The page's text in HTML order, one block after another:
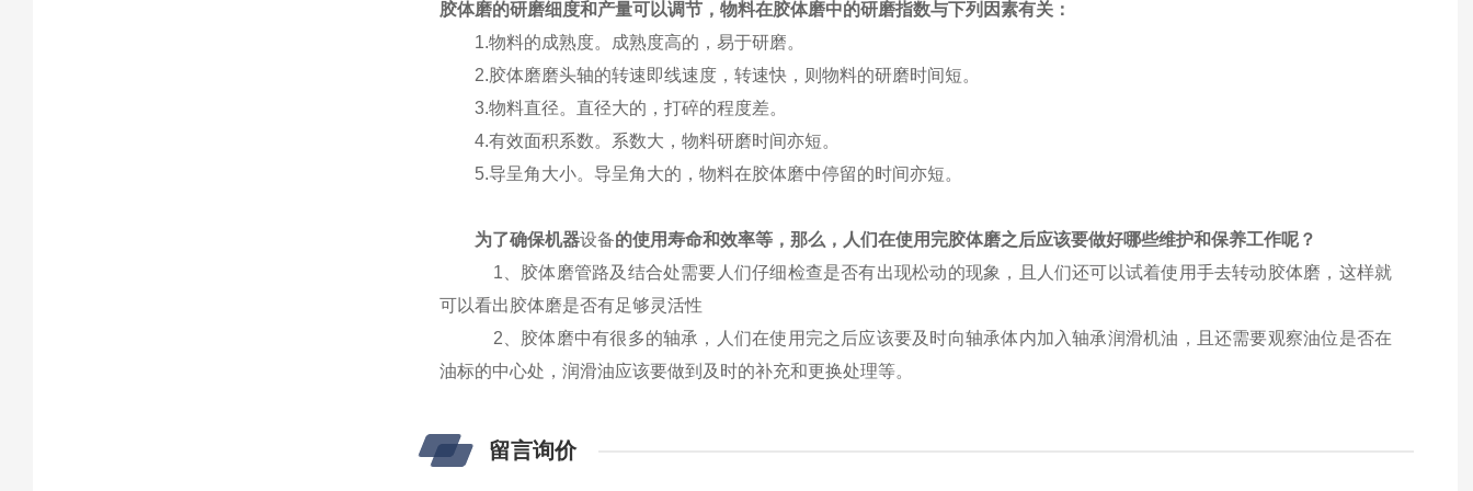
胶体磨的研磨细度和产量可以调节，物料在胶体磨中的研磨指数与下列因素有关：
1.物料的成熟度。成熟度高的，易于研磨。
2.胶体磨磨头轴的转速即线速度，转速快，则物料的研磨时间短。
3.物料直径。直径大的，打碎的程度差。
4.有效面积系数。系数大，物料研磨时间亦短。
5.导呈角大小。导呈角大的，物料在胶体磨中停留的时间亦短。
为了确保机器设备的使用寿命和效率等，那么，人们在使用完胶体磨之后应该要做好哪些维护和保养工作呢？
1、胶体磨管路及结合处需要人们仔细检查是否有出现松动的现象，且人们还可以试着使用手去转动胶体磨，这样就
可以看出胶体磨是否有足够灵活性
2、胶体磨中有很多的轴承，人们在使用完之后应该要及时向轴承体内加入轴承润滑机油 ，且还需要观察油位是否在
油标的中心处，润滑油应该要做到及时的补充和更换处理等。
留言询价